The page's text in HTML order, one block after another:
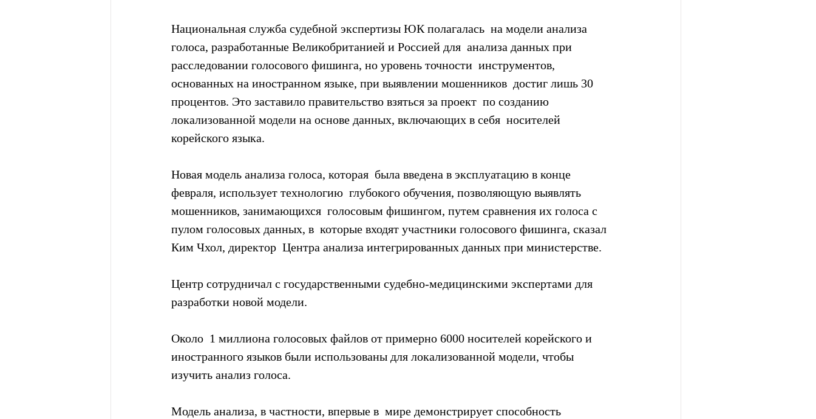
Национальная служба судебной экспертизы ЮК полагалась  на модели анализа
голоса, разработанные Великобританией и Россией для  анализа данных при
расследовании голосового фишинга, но уровень точности  инструментов,
основанных на иностранном языке, при выявлении мошенников  достиг лишь 30
процентов. Это заставило правительство взяться за проект  по созданию
локализованной модели на основе данных, включающих в себя  носителей
корейского языка.
Новая модель анализа голоса, которая  была введена в эксплуатацию в конце
февраля, использует технологию  глубокого обучения, позволяющую выявлять
мошенников, занимающихся  голосовым фишингом, путем сравнения их голоса с
пулом голосовых данных, в  которые входят участники голосового фишинга, сказал
Ким Чхол, директор  Центра анализа интегрированных данных при министерстве.
Центр сотрудничал с государственными судебно-медицинскими экспертами для
разработки новой модели.
Около  1 миллиона голосовых файлов от примерно 6000 носителей корейского и
иностранного языков были использованы для локализованной модели, чтобы
изучить анализ голоса.
Модель анализа, в частности, впервые в  мире демонстрирует способность